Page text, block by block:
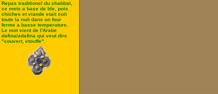
Repas traditionel du chabbat,
ce mets a base de ble, pois
chiches et viande etait cuit
toute la nuit dans un four
ferme a basse temperature.
Le mot vient de l'Arabe
dafina/adafina qui veut dire
"couvert, etouffe".